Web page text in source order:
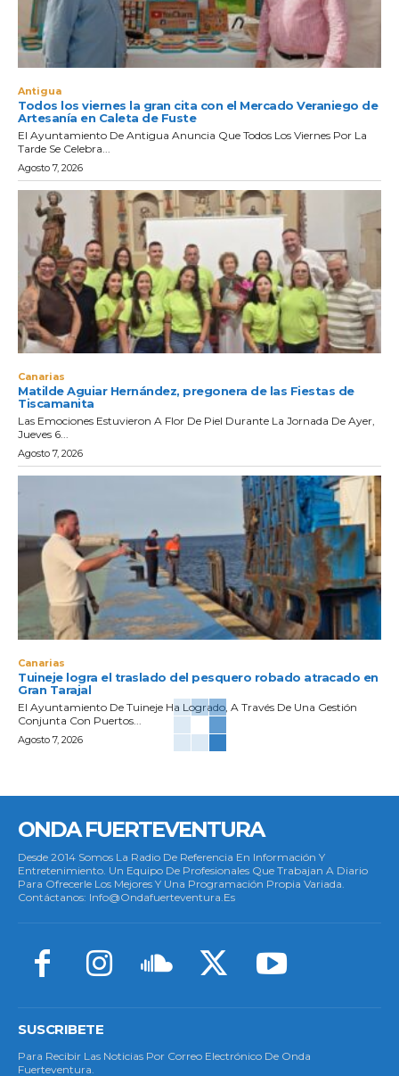
Antigua
Todos los viernes la gran cita con el Mercado Veraniego de
Artesanía en Caleta de Fuste
El Ayuntamiento De Antigua Anuncia Que Todos Los Viernes Por La
Tarde Se Celebra...
Agosto 7, 2026
Canarias
Matilde Aguiar Hernández, pregonera de las Fiestas de
Tiscamanita
Las Emociones Estuvieron A Flor De Piel Durante La Jornada De Ayer,
Jueves 6...
Agosto 7, 2026
Canarias
Tuineje logra el traslado del pesquero robado atracado en
Gran Tarajal
El Ayuntamiento De Tuineje Ha Logrado, A Través De Una Gestión
Conjunta Con Puertos...
Agosto 7, 2026
ONDA FUERTEVENTURA
Desde 2014 Somos La Radio De Referencia En Información Y
Entretenimiento. Un Equipo De Profesionales Que Trabajan A Diario
Para Ofrecerle Los Mejores Y Una Programación Propia Variada.
Contáctanos: Info@ondafuerteventura.es
SUSCRIBETE
Para Recibir Las Noticias Por Correo Electrónico De Onda
Fuerteventura.